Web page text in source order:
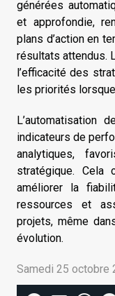
générées
et approfondie,
plans d’action en
résultats attendus.
l’efficacité des
les priorités
L’automatisation
indicateurs de
analytiques,
stratégique. Cela
améliorer la
ressources et
projets, même
évolution.
Samedi 25 octobre